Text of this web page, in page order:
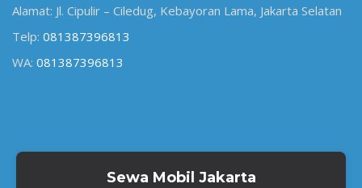
Alamat: Jl. Cipulir – Ciledug, Kebayoran Lama, Jakarta Selatan
Telp: 081387396813
WA: 081387396813
Sewa Mobil Jakarta